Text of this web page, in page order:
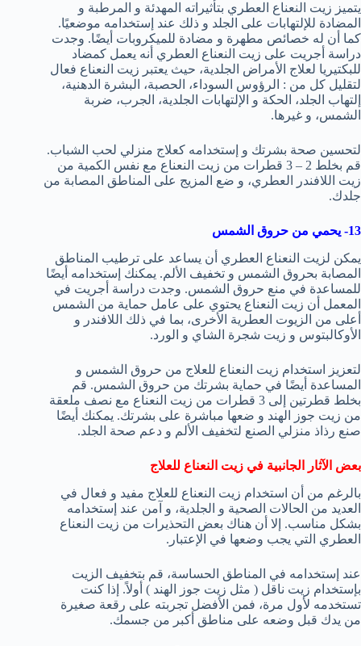
يتميز زيت النعناع العطري بتأثيراته المهدئة و المرطبة و
المضادة للإلتهابات على الجلد و ذلك عند إستخدامه موضعيًا.
كما أن له خصائص مطهرة و مضادة للميكروبات أيضًا. وجدت
دراسة أجريت على زيت النعناع العطري أنه يعمل كمضاد
للبكتيريا لعلاج الأمراض الجلدية، حيث يعتبر زيت النعناع فعال
لتقليل كل من : الرؤوس السوداء، الحصبة، البشرة الدهنية،
إلتهاب الجلد، الحكة و الإلتهابات الجلدية، الجرب، ضربة
الشمس، و غيرها.
لتحسين صحة بشرتك و إستخدامه كعلاج منزلي لحب الشباب.
قم بخلط 2 – 3 قطرات من زيت النعناع مع نفس الكمية من
زيت اللافندر العطري، و ضع المزيج على المناطق المصابة من
جلدك.
13- يحمي من حروق الشمس
يمكن لزيت النعناع العطري أن يساعد على ترطيب المناطق
المصابة بحروق الشمس و تخفيف الألم. يمكنك إستخدامه أيضًا
للمساعدة في منع حروق الشمس. وجدت دراسة أجريت في
المعمل أن زيت النعناع يحتوي على عامل حماية من الشمس
أعلى من الزيوت العطرية الأخرى، بما في ذلك اللافندر و
الأوكالبتوس و زيت شجرة الشاي و الورد.
لتعزيز استخدام زيت النعناع للعلاج من حروق الشمس و
المساعدة أيضًا في حماية بشرتك من حروق الشمس. قم
بخلط قطرتين إلى 3 قطرات من زيت النعناع مع نصف ملعقة
من زيت جوز الهند و ضعها مباشرة على بشرتك. يمكنك أيضًا
صنع رذاذ منزلي الصنع لتخفيف الألم و دعم صحة الجلد.
بعض الآثار الجانبية في زيت النعناع للعلاج
بالرغم من أن استخدام زيت النعناع للعلاج مفيد و فعال في
العديد من الحالات الصحية و الجلدية، و آمن عند إستخدامه
بشكل مناسب. إلا أن هناك بعض التحذيرات من زيت النعناع
العطري التي يجب وضعها في الإعتبار.
عند إستخدامه في المناطق الحساسة، قم بتخفيف الزيت
بإستخدام زيت ناقل ( مثل زيت جوز الهند ) أولاً. إذا كنت
تستخدمه لأول مرة، فمن الأفضل تجربته على رقعة صغيرة
من يدك قبل وضعه على مناطق أكبر من جسمك.